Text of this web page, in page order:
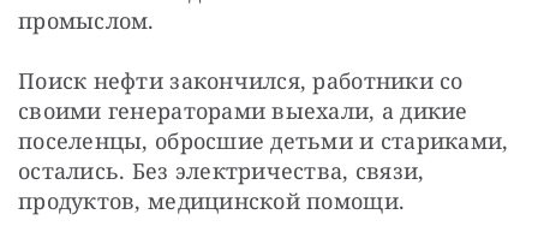
промыслом.
Поиск нефти закончился, работники со
своими генераторами выехали, а дикие
поселенцы, обросшие детьми и стариками,
остались. Без электричества, связи,
продуктов, медицинской помощи.